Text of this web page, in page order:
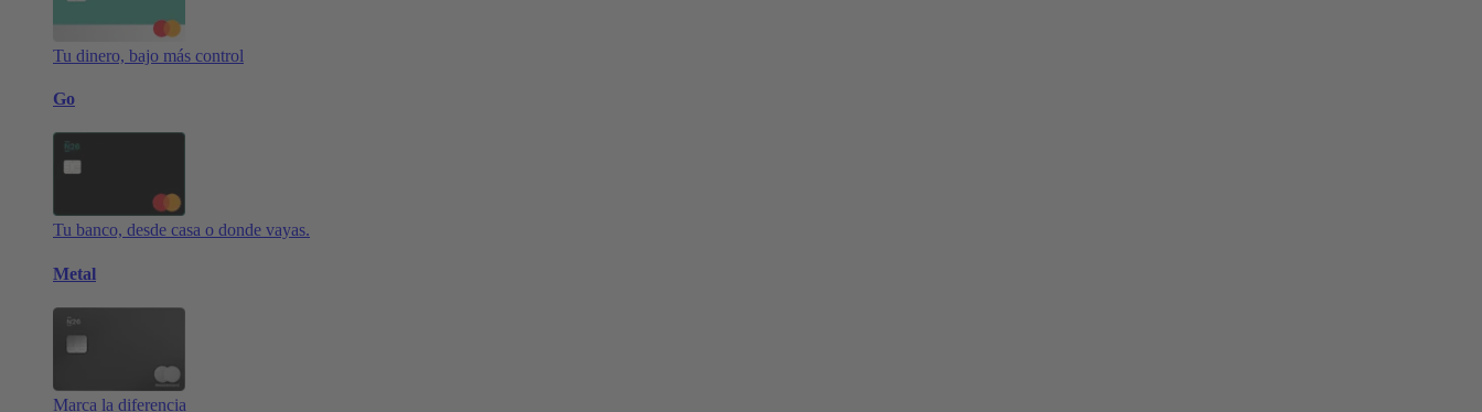
Tu dinero, bajo más control
Go
Tu banco, desde casa o donde vayas.
Metal
Marca la diferencia